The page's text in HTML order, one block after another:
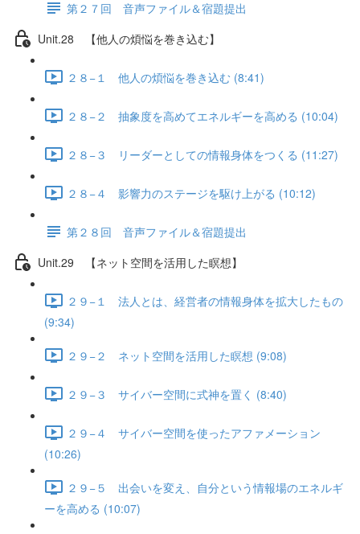
第２７回 音声ファイル＆宿題提出
Unit.28 【他人の煩悩を巻き込む】
２８−１ 他人の煩悩を巻き込む (8:41)
２８−２ 抽象度を高めてエネルギーを高める (10:04)
２８−３ リーダーとしての情報身体をつくる (11:27)
２８−４ 影響力のステージを駆け上がる (10:12)
第２８回 音声ファイル＆宿題提出
Unit.29 【ネット空間を活用した瞑想】
２９−１ 法人とは、経営者の情報身体を拡大したもの
(9:34)
２９−２ ネット空間を活用した瞑想 (9:08)
２９−３ サイバー空間に式神を置く (8:40)
２９−４ サイバー空間を使ったアファメーション
(10:26)
２９−５ 出会いを変え、自分という情報場のエネルギ
ーを高める (10:07)